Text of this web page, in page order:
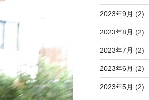
2023年9月 (2)
2023年8月 (2)
2023年7月 (2)
2023年6月 (2)
2023年5月 (2)